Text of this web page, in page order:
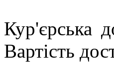
Кур'єрська
Вартість